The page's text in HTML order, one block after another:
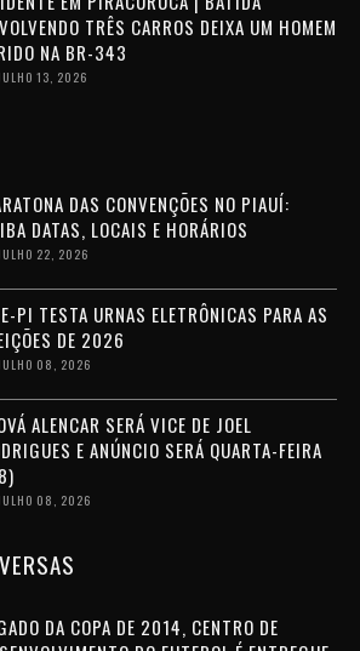
TRÊS CARROS DEIXA UM HOMEM
NA BR-343
13, 2026
DAS CONVENÇÕES NO PIAUÍ:
DATAS, LOCAIS E HORÁRIOS
22, 2026
PI TESTA URNAS ELETRÔNICAS PARA AS
DE 2026
08, 2026
ALENCAR SERÁ VICE DE JOEL
E ANÚNCIO SERÁ QUARTA-FEIRA
08, 2026
DA COPA DE 2014, CENTRO DE